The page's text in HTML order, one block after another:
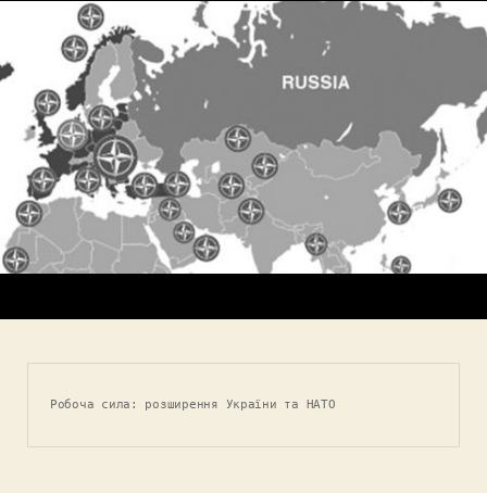
Робоча сила: розширення України та НАТО